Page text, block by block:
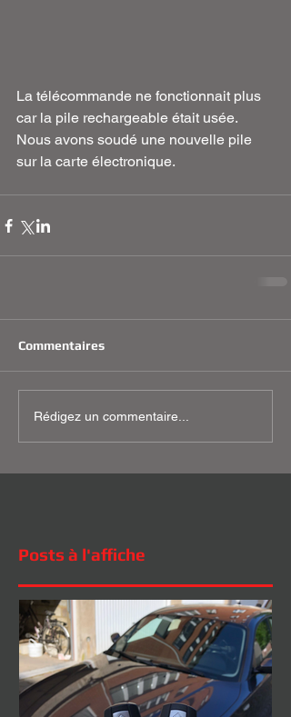
La télécommande ne fonctionnait plus
car la pile rechargeable était usée.
Nous avons soudé une nouvelle pile
sur la carte électronique.
Commentaires
Rédigez un commentaire...
Posts à l'affiche